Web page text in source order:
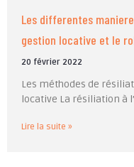
Les differentes
gestion locative et le
20 février 2022
Les méthodes de
locative La résiliation à
Lire la suite »